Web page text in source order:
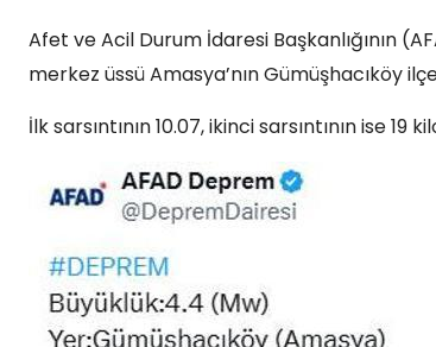
Afet ve Acil Durum İdaresi Başkanlığının
merkez üssü Amasya’nın Gümüşhacıköy
İlk sarsıntının 10.07, ikinci sarsıntının ise